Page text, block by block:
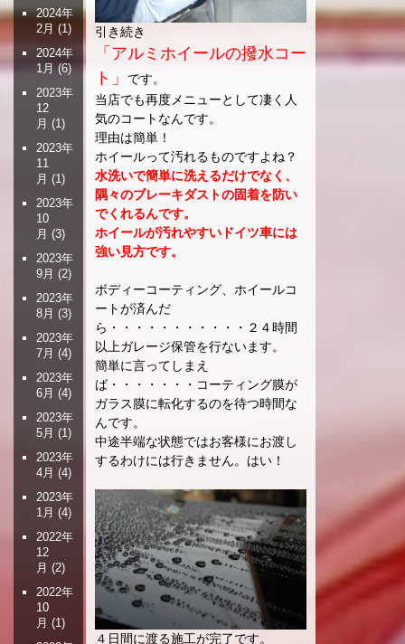
引き続き
「アルミホイールの撥水コー
ト」
です。
当店でも再度メニューとして凄く人
気のコートなんです。
理由は簡単！
ホイールって汚れるものですよね？
水洗いで簡単に洗えるだけでなく、
隅々のブレーキダストの固着を防い
でくれるんです。
ホイールが汚れやすいドイツ車には
強い見方です。
ボディーコーティング、ホイールコ
ートが済んだ
ら・・・・・・・・・・・２４時間
以上ガレージ保管を行ないます。
簡単に言ってしまえ
ば・・・・・・・コーティング膜が
ガラス膜に転化するのを待つ時間な
んです。
中途半端な状態ではお客様にお渡し
するわけには行きません。はい！
４日間に渡る施工が完了です。
2024年
2月 (1)
2024年
1月(6)
2023年
12
月 (1)
2023年
11
月 (1)
2023年
10
月 (3)
2023年
9月 (2)
2023年
8月 (3)
2023年
7月 (4)
2023年
6月 (4)
2023年
5月 (1)
2023年
4月 (4)
2023年
1月 (4)
2022年
12
月 (2)
2022年
10
月 (1)